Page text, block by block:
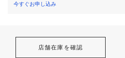
今すぐお申し込み
店舗在庫を確認